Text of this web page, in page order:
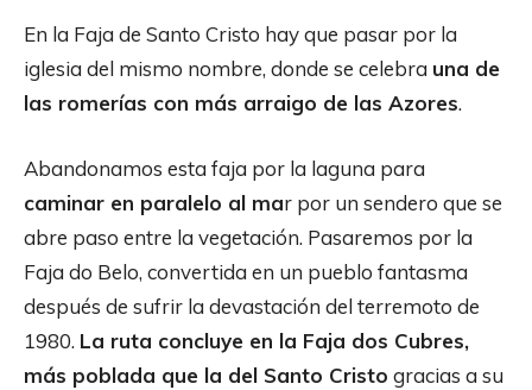
En la Faja de Santo Cristo hay que pasar por la
iglesia del mismo nombre, donde se celebra una de
las romerías con más arraigo de las Azores.
Abandonamos esta faja por la laguna para
caminar en paralelo al mar por un sendero que se
abre paso entre la vegetación. Pasaremos por la
Faja do Belo, convertida en un pueblo fantasma
después de sufrir la devastación del terremoto de
1980. La ruta concluye en la Faja dos Cubres,
más poblada que la del Santo Cristo gracias a su